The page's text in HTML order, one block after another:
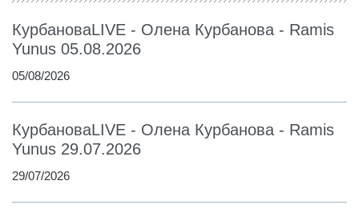
КурбановаLIVE - Олена Курбанова - Ramis
Yunus 05.08.2026
05/08/2026
КурбановаLIVE - Олена Курбанова - Ramis
Yunus 29.07.2026
29/07/2026